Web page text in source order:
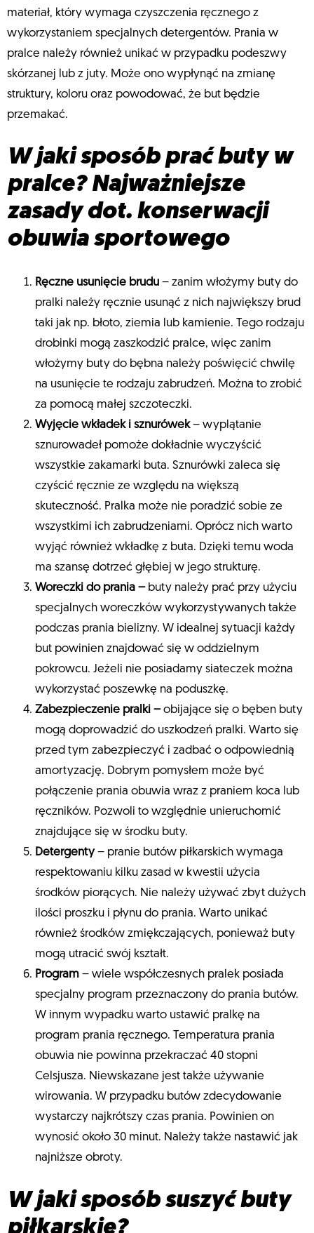
materiał, który wymaga czyszczenia ręcznego z
wykorzystaniem specjalnych detergentów. Prania w
pralce należy również unikać w przypadku podeszwy
skórzanej lub z juty. Może ono wypłynąć na zmianę
struktury, koloru oraz powodować, że but będzie
przemakać.
W jaki sposób prać buty w
pralce? Najważniejsze
zasady dot. konserwacji
obuwia sportowego
Ręczne usunięcie brudu – zanim włożymy buty do
pralki należy ręcznie usunąć z nich największy brud
taki jak np. błoto, ziemia lub kamienie. Tego rodzaju
drobinki mogą zaszkodzić pralce, więc zanim
włożymy buty do bębna należy poświęcić chwilę
na usunięcie te rodzaju zabrudzeń. Można to zrobić
za pomocą małej szczoteczki.
Wyjęcie wkładek i sznurówek– wyplątanie
sznurowadeł pomoże dokładnie wyczyścić
wszystkie zakamarki buta. Sznurówki zaleca się
czyścić ręcznie ze względu na większą
skuteczność. Pralka może nie poradzić sobie ze
wszystkimi ich zabrudzeniami. Oprócz nich warto
wyjąć również wkładkę z buta. Dzięki temu woda
ma szansę dotrzeć głębiej w jego strukturę.
Woreczki do prania – buty należy prać przy użyciu
specjalnych woreczków wykorzystywanych także
podczas prania bielizny. W idealnej sytuacji każdy
but powinien znajdować się w oddzielnym
pokrowcu. Jeżeli nie posiadamy siateczek można
wykorzystać poszewkę na poduszkę.
Zabezpieczenie pralki –obijające się o bęben buty
mogą doprowadzić do uszkodzeń pralki. Warto się
przed tym zabezpieczyć i zadbać o odpowiednią
amortyzację. Dobrym pomysłem może być
połączenie prania obuwia wraz z praniem koca lub
ręczników. Pozwoli to względnie unieruchomić
znajdujące się w środku buty.
Detergenty– pranie butów piłkarskich wymaga
respektowaniu kilku zasad w kwestii użycia
środków piorących. Nie należy używać zbyt dużych
ilości proszku i płynu do prania. Warto unikać
również środków zmiękczających, ponieważ buty
mogą utracić swój kształt.
Program – wiele współczesnych pralek posiada
specjalny program przeznaczony do prania butów.
W innym wypadku warto ustawić pralkę na
program prania ręcznego. Temperatura prania
obuwia nie powinna przekraczać 40 stopni
Celsjusza. Niewskazane jest także używanie
wirowania. W przypadku butów zdecydowanie
wystarczy najkrótszy czas prania. Powinien on
wynosić około 30 minut. Należy także nastawić jak
najniższe obroty.
W jaki sposób suszyć buty
piłkarskie?